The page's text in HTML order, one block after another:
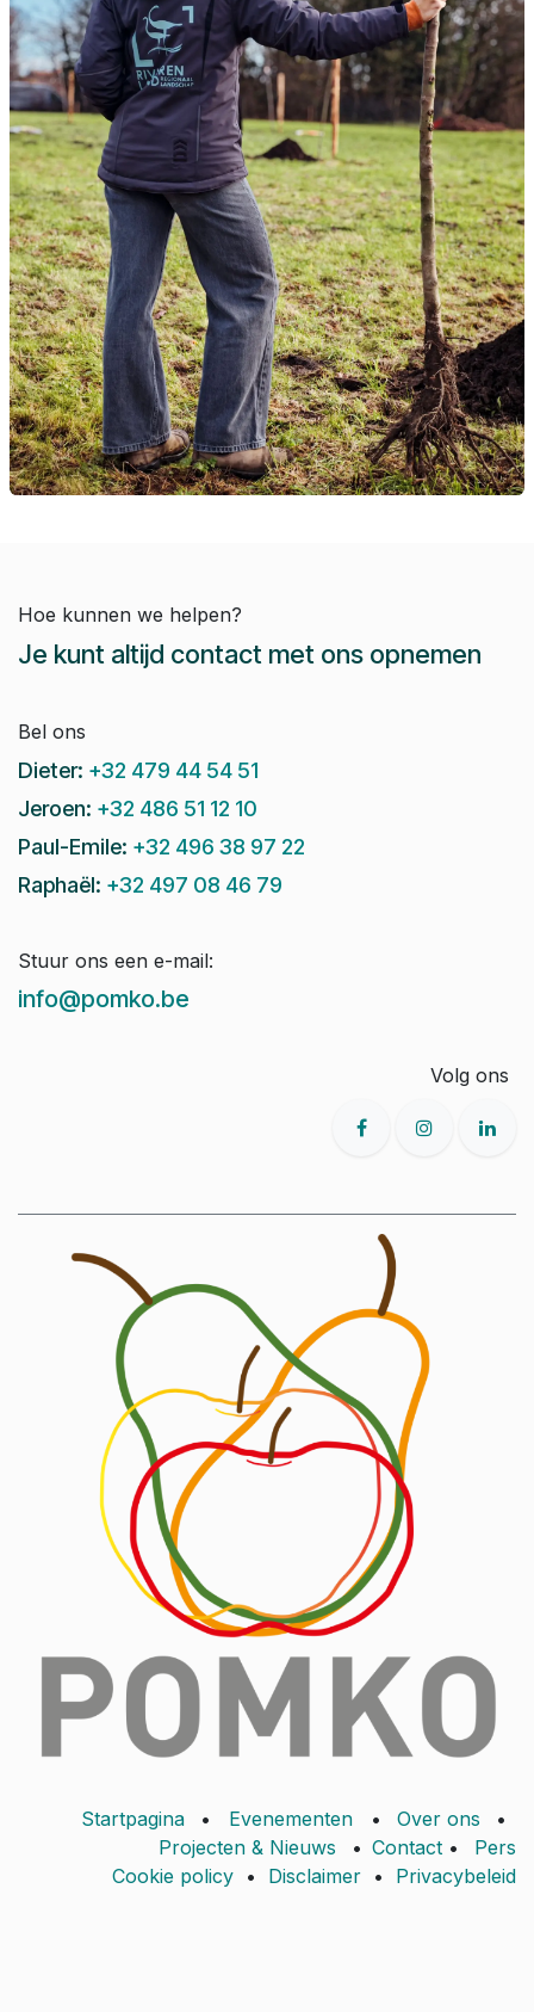
Hoe kunnen we helpen?
Je kunt altijd contact met ons opnemen
Bel ons
Dieter: +32 479 44 54 51
Jeroen: +32 486 51 12 10
Paul-Emile: +32 496 38 97 22
Raphaël: +32 497 08 46 79
Stuur ons een e-mail:
info@pomko.be
Volg ons
Startpagina • Evenementen • Over ons
•
Projecten & Nieuws
• Contact •
Pers
Cookie policy • Disclaimer • Privacybeleid